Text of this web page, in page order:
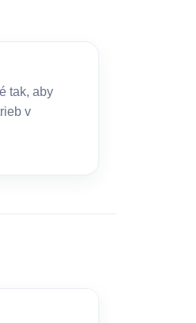
tak, aby
v